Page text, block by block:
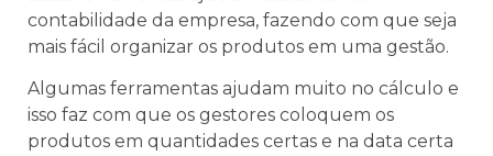
contabilidade da empresa, fazendo com que seja
mais fácil organizar os produtos em uma gestão.
Algumas ferramentas ajudam muito no cálculo e
isso faz com que os gestores coloquem os
produtos em quantidades certas e na data certa